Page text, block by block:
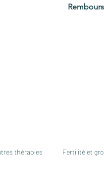
thérapies Fertilité et